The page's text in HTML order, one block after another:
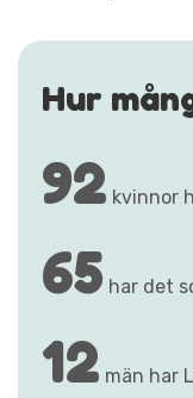
Hur
92 kvinnor
65 har det
12 män har